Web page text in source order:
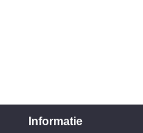
Informatie